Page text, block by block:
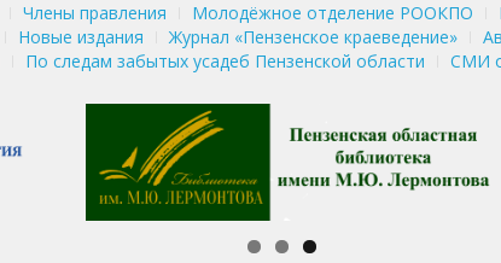
Члены правления Молодёжное отделение РООКПО
Новые издания Журнал «Пензенское краеведение»
По следам забытых усадеб Пензенской области СМИ